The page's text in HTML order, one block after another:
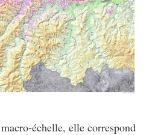
échelle, elle correspond